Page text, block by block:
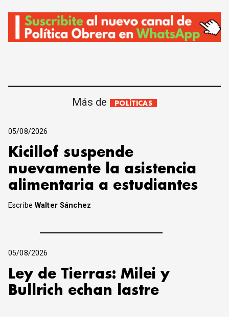
Más de POLÍTICAS
05/08/2026
Kicillof suspende
nuevamente la asistencia
alimentaria a estudiantes
EscribeWalter Sánchez
05/08/2026
Ley de Tierras: Milei y
Bullrich echan lastre